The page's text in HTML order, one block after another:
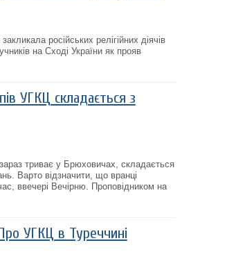
російських релігійних діячів
на Сході України як прояв
УГКЦ складається з
триває у Брюховичах, складається
Варто відзначити, що вранці
ввечері Вечірню. Проповідником на
УГКЦ в Туреччині